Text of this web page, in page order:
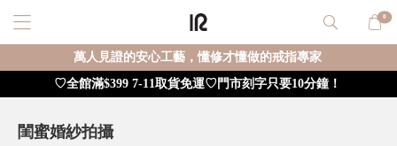
0
萬人見證的安心工藝，懂修才懂做的戒指專家
♡全館滿$399 7-11取貨免運♡門市刻字只要10分鐘！
閨蜜婚紗拍攝